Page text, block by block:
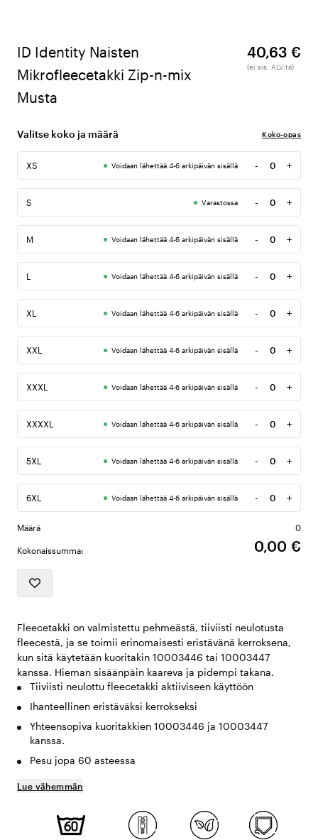
ID Identity Naisten
Mikrofleecetakki Zip-n-mix
Musta
40,63 €
(ei sis. ALV:tä)
Valitse koko ja määrä Koko-opas
XS Voidaan lähettää 4-6 arkipäivän sisällä -
Määrä
+
S Varastossa -
Määrä
+
M Voidaan lähettää 4-6 arkipäivän sisällä -
Määrä
+
L Voidaan lähettää 4-6 arkipäivän sisällä -
Määrä
+
XL Voidaan lähettää 4-6 arkipäivän sisällä -
Määrä
+
XXL Voidaan lähettää 4-6 arkipäivän sisällä -
Määrä
+
XXXL Voidaan lähettää 4-6 arkipäivän sisällä -
Määrä
+
XXXXL Voidaan lähettää 4-6 arkipäivän sisällä -
Määrä
+
5XL Voidaan lähettää 4-6 arkipäivän sisällä -
Määrä
+
6XL Voidaan lähettää 4-6 arkipäivän sisällä -
Määrä
+
Määrä 0
Kokonaissumma: 0,00 €
Fleecetakki on valmistettu pehmeästä, tiiviisti neulotusta
fleecestä, ja se toimii erinomaisesti eristävänä kerroksena,
kun sitä käytetään kuoritakin 10003446 tai 10003447
kanssa. Hieman sisäänpäin kaareva ja pidempi takana.
Tiiviisti neulottu fleecetakki aktiiviseen käyttöön
Ihanteellinen eristäväksi kerrokseksi
Yhteensopiva kuoritakkien 10003446 ja 10003447
kanssa.
Pesu jopa 60 asteessa
Lue vähemmän